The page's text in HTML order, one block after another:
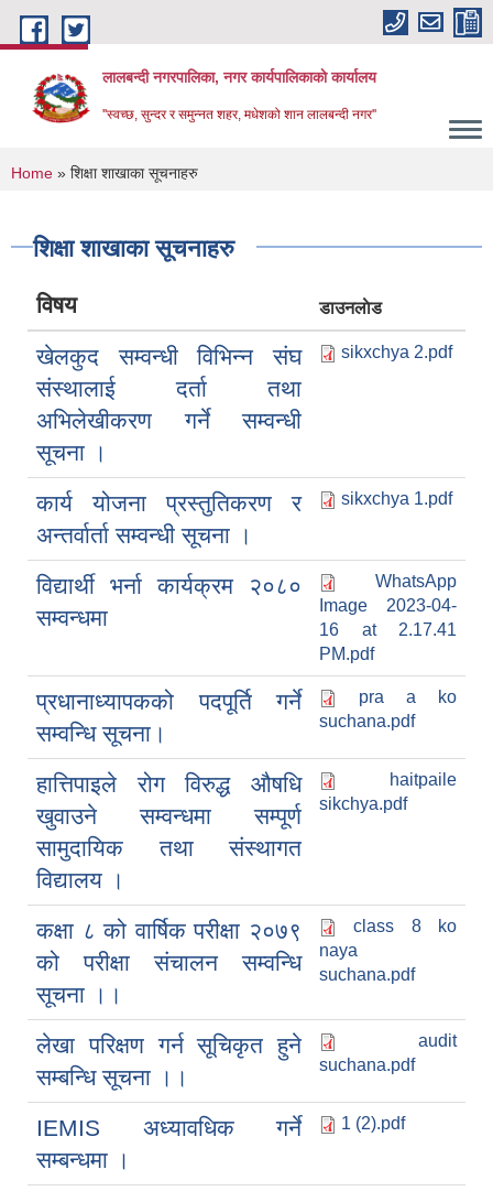
Skip to main content
लालबन्दी नगरपालिका, नगर कार्यपालिकाकाे कार्यालय
''स्वच्छ, सुन्दर र समुन्नत शहर, मधेशको शान लालबन्दी नगर''
You are here
Home » शिक्षा शाखाका सूचनाहरु
शिक्षा शाखाका सूचनाहरु
विषय डाउनलाेड
खेलकुद सम्वन्धी विभिन्न संघ
संस्थालाई दर्ता तथा
अभिलेखीकरण गर्ने सम्वन्धी
सूचना ।
sikxchya 2.pdf
कार्य योजना प्रस्तुतिकरण र
अन्तर्वार्ता सम्वन्धी सूचना ।
sikxchya 1.pdf
विद्यार्थी भर्ना कार्यक्रम २०८०
सम्वन्धमा
WhatsApp
Image 2023-04-
16 at 2.17.41
PM.pdf
प्रधानाध्यापकको पदपूर्ति गर्ने
सम्वन्धि सूचना।
pra a ko
suchana.pdf
हात्तिपाइले रोग विरुद्ध औषधि
खुवाउने सम्वन्धमा सम्पूर्ण
सामुदायिक तथा संस्थागत
विद्यालय ।
haitpaile
sikchya.pdf
कक्षा ८ को वार्षिक परीक्षा २०७९
को परीक्षा संचालन सम्वन्धि
सूचना ।।
class 8 ko
naya
suchana.pdf
लेखा परिक्षण गर्न सूचिकृत हुने
सम्बन्धि सूचना ।।
audit
suchana.pdf
IEMIS अध्यावधिक गर्ने
सम्बन्धमा ।
1 (2).pdf